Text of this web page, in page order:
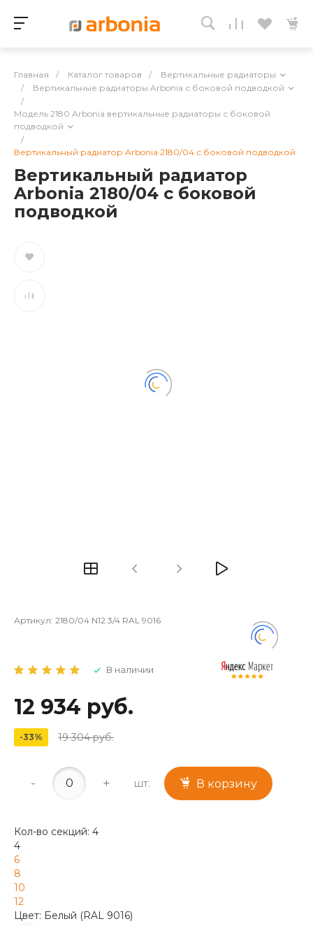
Главная / Каталог товаров /
Вертикальные радиаторы
/
Вертикальные радиаторы Arbonia с боковой подводкой
/
Модель 2180 Arbonia вертикальные радиаторы с боковой
подводкой
/
Вертикальный радиатор Arbonia 2180/04 с боковой подводкой
Вертикальный радиатор
Arbonia 2180/04 с боковой
подводкой
Артикул: 2180/04 N12 3/4 RAL 9016
В наличии
12 934 руб.
-33% 19 304 руб.
- + шт. В корзину
Кол-во секций: 4
4
6
8
10
12
Цвет: Белый (RAL 9016)